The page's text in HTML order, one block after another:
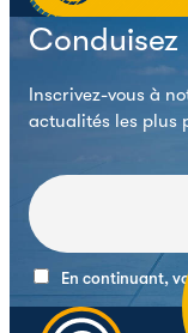
Inscrivez-vous à
actualités les plus
En continuant,